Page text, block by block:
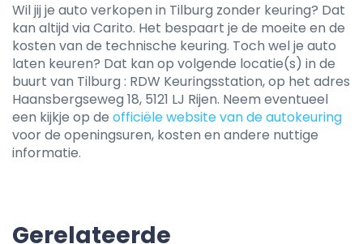
Wil jij je auto verkopen in Tilburg zonder keuring? Dat
kan altijd via Carito. Het bespaart je de moeite en de
kosten van de technische keuring. Toch wel je auto
laten keuren? Dat kan op volgende locatie(s) in de
buurt van Tilburg : RDW Keuringsstation, op het adres
Haansbergseweg 18, 5121 LJ Rijen. Neem eventueel
een kijkje op de officiële website van de autokeuring
voor de openingsuren, kosten en andere nuttige
informatie.
Gerelateerde